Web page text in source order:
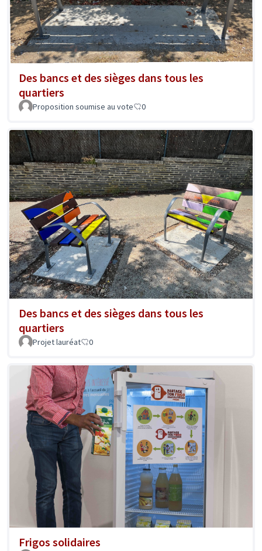
Des bancs et des sièges dans tous les
quartiers
Proposition soumise au vote 0
Des bancs et des sièges dans tous les
quartiers
Projet lauréat 0
Frigos solidaires